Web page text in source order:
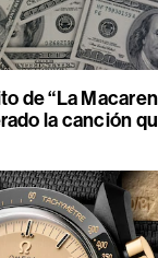
de “La
la canción